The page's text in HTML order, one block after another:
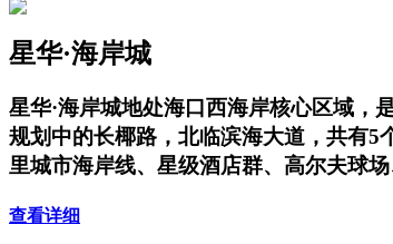
星华·海岸城
星华·海岸城地处海口西海岸核心区域，
规划中的长椰路，北临滨海大道，共有5
里城市海岸线、星级酒店群、高尔夫球
查看详细